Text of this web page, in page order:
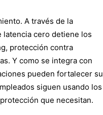
A través de la
latencia cero detiene los
protección contra
Y como se integra con
pueden fortalecer su
siguen usando los
que necesitan.